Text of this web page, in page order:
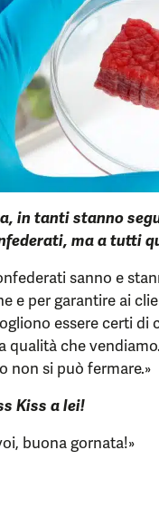
in tanti stanno
ma a tutti
sanno e
e per garantire ai
essere certi di
qualità che
non si può fermare.»
Kiss a lei!
buona gornata!»